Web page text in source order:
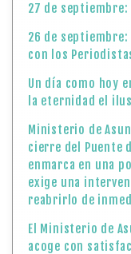
27 de
26 de
con los
Un día como hoy
la eternidad el
Ministerio de
cierre del Puente
enmarca en una
exige una
reabrirlo de
El Ministerio de
acoge con